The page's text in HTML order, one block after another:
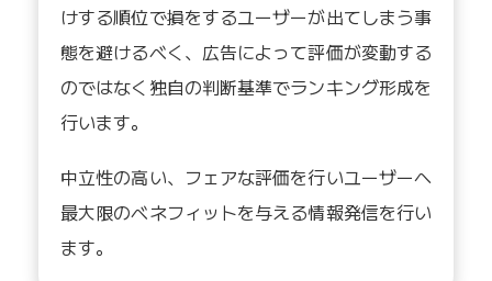
けする順位で損をするユーザーが出てしまう事
態を避けるべく、広告によって評価が変動する
のではなく独自の判断基準でランキング形成を
行います。
中立性の高い、フェアな評価を行いユーザーへ
最大限のベネフィットを与える情報発信を行い
ます。